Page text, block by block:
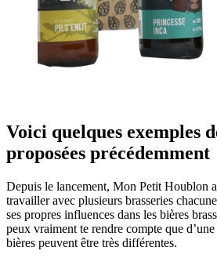
Voici quelques exemples
proposées précédemment
Depuis le lancement, Mon Petit Houblon
travailler avec plusieurs brasseries
ses propres influences dans les bières
peux vraiment te rendre compte que
bières peuvent être très différentes.